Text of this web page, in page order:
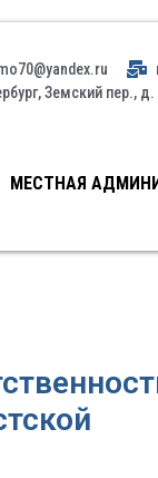
Земский пер.,
МЕСТНАЯ